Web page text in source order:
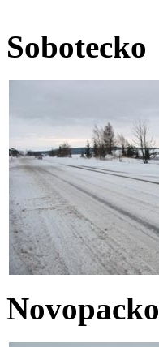
Sobotecko
Novopacko